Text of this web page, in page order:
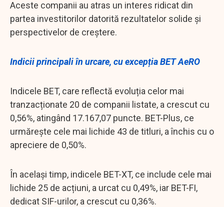
Aceste companii au atras un interes ridicat din
partea investitorilor datorită rezultatelor solide și
perspectivelor de creștere.
Indicii principali în urcare, cu excepția BET AeRO
Indicele BET, care reflectă evoluția celor mai
tranzacționate 20 de companii listate, a crescut cu
0,56%, atingând 17.167,07 puncte. BET-Plus, ce
urmărește cele mai lichide 43 de titluri, a închis cu o
apreciere de 0,50%.
În același timp, indicele BET-XT, ce include cele mai
lichide 25 de acțiuni, a urcat cu 0,49%, iar BET-FI,
dedicat SIF-urilor, a crescut cu 0,36%.